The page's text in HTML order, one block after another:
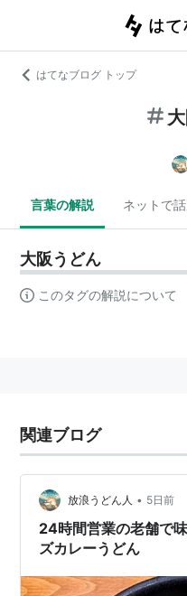
はてなブログ トップ
言葉の解説 ネットで
大阪うどん
このタグの解説について
関連ブログ
放浪うどん人 • 5日前
24時間営業の老舗で
ズカレーうどん